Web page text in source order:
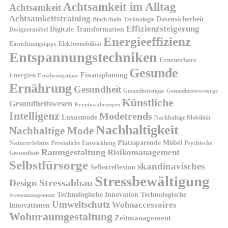
AchtsamkeitAchtsamkeit im Alltag
Achtsamkeitstraining Blockchain-Technologie Datensicherheit
Designermöbel Digitale Transformation Effizienzsteigerung
Einrichtungstipps Elektromobilität Energieeffizienz
Entspannungstechniken Erneuerbare
Energien Ernährungstipps Finanzplanung Gesunde
Ernährung Gesundheit Gesundheitstipps Gesundheitsvorsorge
Gesundheitswesen Kryptowährungen Künstliche
Intelligenz Luxusmode Modetrends Nachhaltige Mobilität
Nachhaltige ModeNachhaltigkeit
Naturerlebnis Persönliche Entwicklung Platzsparende Möbel Psychische
Gesundheit Raumgestaltung Risikomanagement
Selbstfürsorge Selbstreflexion skandinavisches
Design Stressabbau Stressbewältigung
Stressmanagement Technologische Innovation Technologische
Innovationen Umweltschutz Wohnaccessoires
Wohnraumgestaltung Zeitmanagement